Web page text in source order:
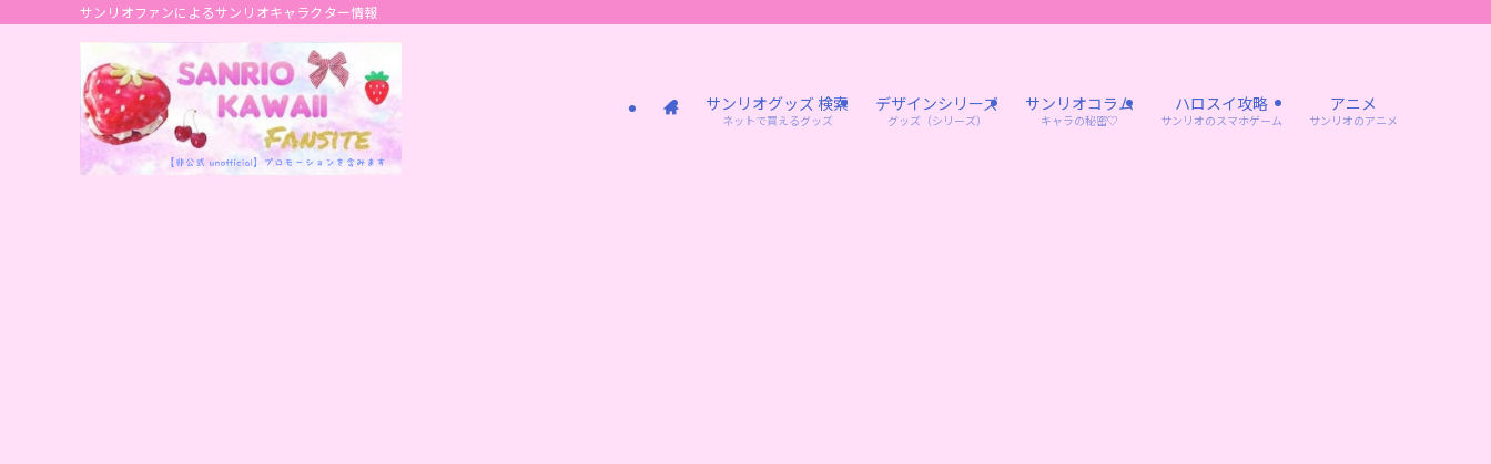
サンリオファンによるサンリオキャラクター情報
サンリオグッズ 検索
ネットで買えるグッズ
デザインシリーズ
グッズ（シリーズ）
サンリオコラム
キャラの秘密♡
ハロスイ攻略
サンリオのスマホゲーム
アニメ
サンリオのアニメ